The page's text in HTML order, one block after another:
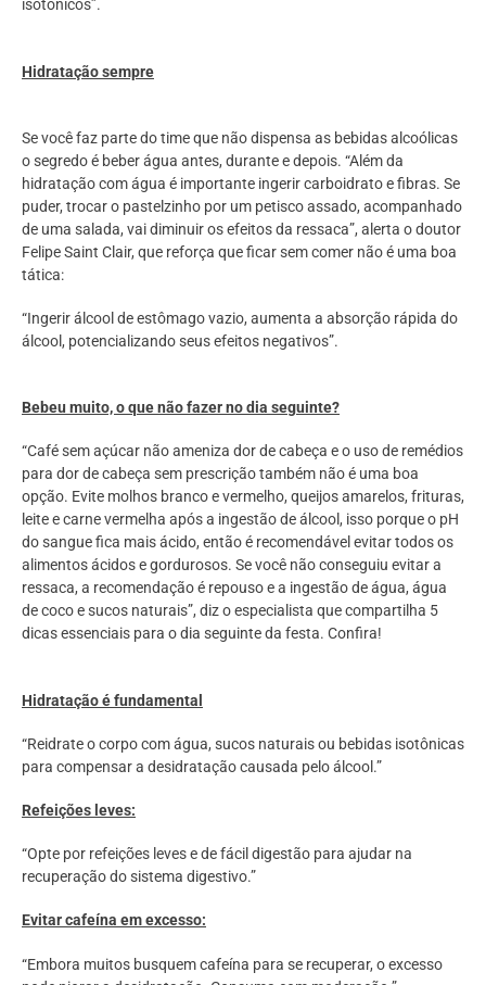
isotônicos”.
Hidratação sempre
Se você faz parte do time que não dispensa as bebidas alcoólicas
o segredo é beber água antes, durante e depois. “Além da
hidratação com água é importante ingerir carboidrato e fibras. Se
puder, trocar o pastelzinho por um petisco assado, acompanhado
de uma salada, vai diminuir os efeitos da ressaca”, alerta o doutor
Felipe Saint Clair, que reforça que ficar sem comer não é uma boa
tática:
“Ingerir álcool de estômago vazio, aumenta a absorção rápida do
álcool, potencializando seus efeitos negativos”.
Bebeu muito, o que não fazer no dia seguinte?
“Café sem açúcar não ameniza dor de cabeça e o uso de remédios
para dor de cabeça sem prescrição também não é uma boa
opção. Evite molhos branco e vermelho, queijos amarelos, frituras,
leite e carne vermelha após a ingestão de álcool, isso porque o pH
do sangue fica mais ácido, então é recomendável evitar todos os
alimentos ácidos e gordurosos. Se você não conseguiu evitar a
ressaca, a recomendação é repouso e a ingestão de água, água
de coco e sucos naturais”, diz o especialista que compartilha 5
dicas essenciais para o dia seguinte da festa. Confira!
Hidratação é fundamental
“Reidrate o corpo com água, sucos naturais ou bebidas isotônicas
para compensar a desidratação causada pelo álcool.”
Refeições leves:
“Opte por refeições leves e de fácil digestão para ajudar na
recuperação do sistema digestivo.”
Evitar cafeína em excesso:
“Embora muitos busquem cafeína para se recuperar, o excesso